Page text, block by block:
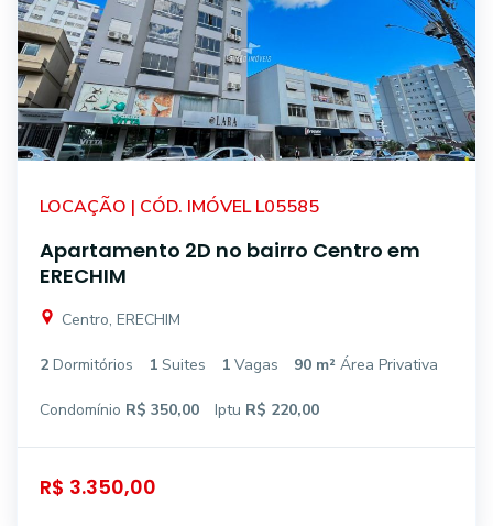
LOCAÇÃO | CÓD. IMÓVEL L05585
Apartamento 2D no bairro Centro em
ERECHIM
Centro, ERECHIM
2 Dormitórios 1 Suites 1 Vagas 90 m² Área Privativa
Condomínio R$ 350,00 Iptu R$ 220,00
R$ 3.350,00